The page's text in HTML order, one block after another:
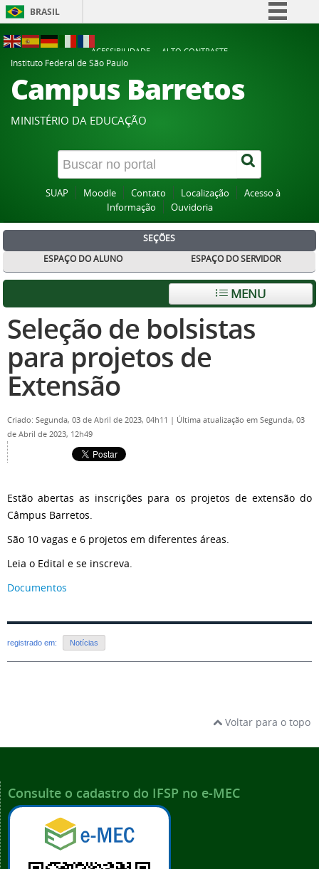
BRASIL
Participe
Acesso à informação
Canais
ACESSIBILIDADE
ALTO CONTRASTE
Instituto Federal de São Paulo
Campus Barretos
MINISTÉRIO DA EDUCAÇÃO
SUAP Moodle Contato Localização
Acesso à
Informação
Ouvidoria
SEÇÕES
ESPAÇO DO ALUNO
ESPAÇO DO SERVIDOR
MENU
Seleção de bolsistas
para projetos de
Extensão
Criado: Segunda, 03 de Abril de 2023, 04h11 | Última atualização em Segunda, 03
de Abril de 2023, 12h49
Estão abertas as inscrições para os projetos de extensão do
Câmpus Barretos.
São 10 vagas e 6 projetos em diferentes áreas.
Leia o Edital e se inscreva.
Documentos
registrado em: Notícias
Voltar para o topo
Consulte o cadastro do IFSP no e-MEC